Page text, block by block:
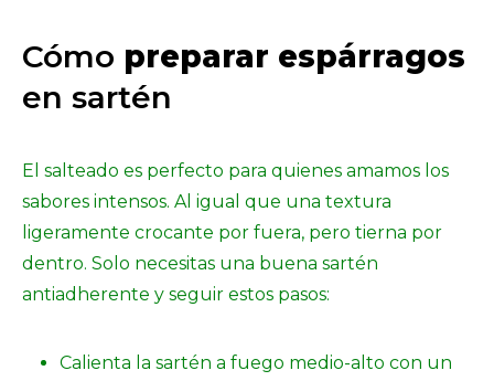
Cómo preparar espárragos
en sartén
El salteado es perfecto para quienes amamos los
sabores intensos. Al igual que una textura
ligeramente crocante por fuera, pero tierna por
dentro. Solo necesitas una buena sartén
antiadherente y seguir estos pasos:
Calienta la sartén a fuego medio-alto con un